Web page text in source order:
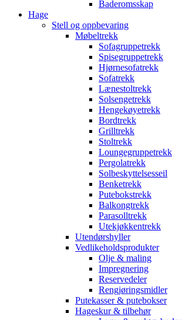
Baderomsskap
Hage
Stell og oppbevaring
Møbeltrekk
Sofagruppetrekk
Spisegruppetrekk
Hjørnesofatrekk
Sofatrekk
Lænestoltrekk
Solsengetrekk
Hengekøyetrekk
Bordtrekk
Grilltrekk
Stoltrekk
Loungegruppetrekk
Pergolatrekk
Solbeskyttelsesseil
Benketrekk
Putebokstrekk
Balkongtrekk
Parasolltrekk
Utekjøkkentrekk
Utendørshyller
Vedlikeholdsprodukter
Olje & maling
Impregnering
Reservedeler
Rengjøringsmidler
Putekasser & putebokser
Hageskur & tilbehør